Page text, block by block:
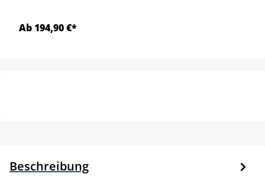
Ab 194,90 €*
Beschreibung